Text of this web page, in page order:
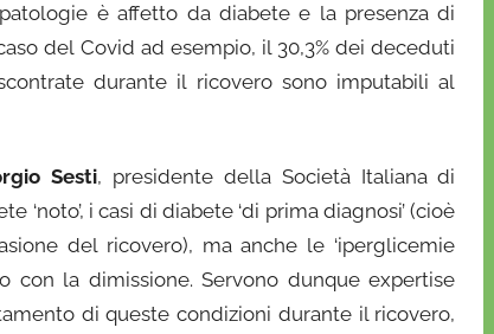
è affetto da diabete e la presenza di
del Covid ad esempio, il 30,3% dei deceduti
durante il ricovero sono imputabili al
Sesti, presidente della Società Italiana di
i casi di diabete ‘di prima diagnosi’ (cioè
del ricovero), ma anche le ‘iperglicemie
con la dimissione. Servono dunque expertise
di queste condizioni durante il ricovero,